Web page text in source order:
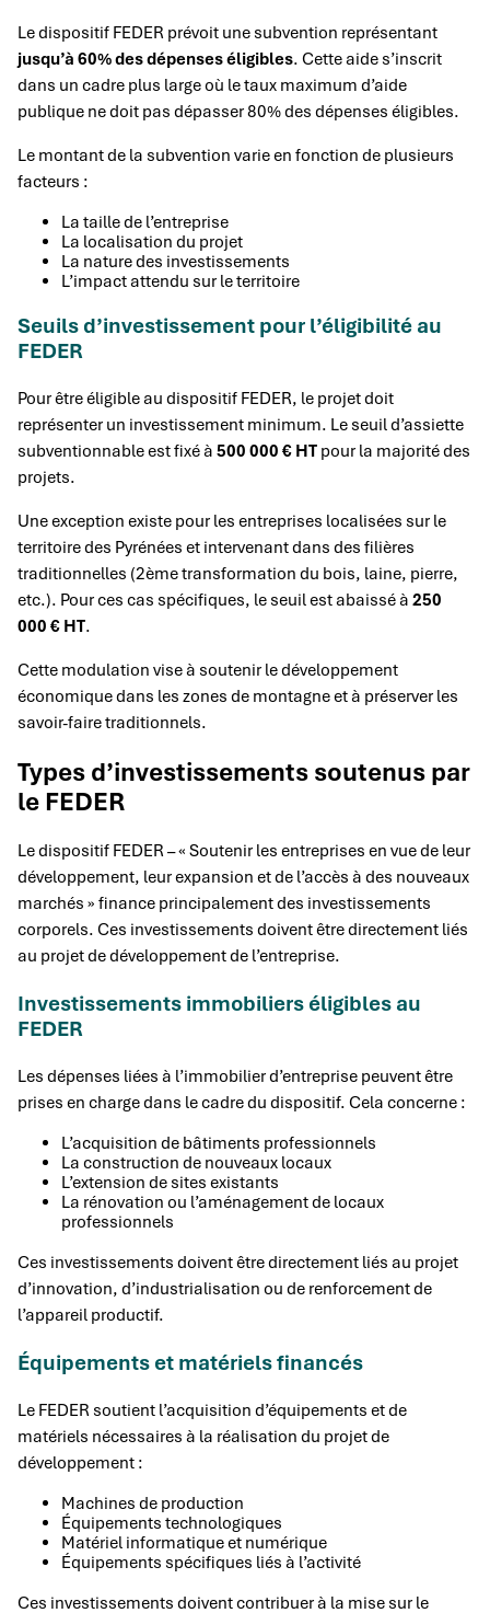
Le dispositif FEDER prévoit une subvention représentant
jusqu’à 60% des dépenses éligibles. Cette aide s’inscrit
dans un cadre plus large où le taux maximum d’aide
publique ne doit pas dépasser 80% des dépenses éligibles.
Le montant de la subvention varie en fonction de plusieurs
facteurs :
La taille de l’entreprise
La localisation du projet
La nature des investissements
L’impact attendu sur le territoire
Seuils d’investissement pour l’éligibilité au
FEDER
Pour être éligible au dispositif FEDER, le projet doit
représenter un investissement minimum. Le seuil d’assiette
subventionnable est fixé à 500 000 € HT pour la majorité des
projets.
Une exception existe pour les entreprises localisées sur le
territoire des Pyrénées et intervenant dans des filières
traditionnelles (2ème transformation du bois, laine, pierre,
etc.). Pour ces cas spécifiques, le seuil est abaissé à 250
000 € HT.
Cette modulation vise à soutenir le développement
économique dans les zones de montagne et à préserver les
savoir-faire traditionnels.
Types d’investissements soutenus par
le FEDER
Le dispositif FEDER – « Soutenir les entreprises en vue de leur
développement, leur expansion et de l’accès à des nouveaux
marchés » finance principalement des investissements
corporels. Ces investissements doivent être directement liés
au projet de développement de l’entreprise.
Investissements immobiliers éligibles au
FEDER
Les dépenses liées à l’immobilier d’entreprise peuvent être
prises en charge dans le cadre du dispositif. Cela concerne :
L’acquisition de bâtiments professionnels
La construction de nouveaux locaux
L’extension de sites existants
La rénovation ou l’aménagement de locaux
professionnels
Ces investissements doivent être directement liés au projet
d’innovation, d’industrialisation ou de renforcement de
l’appareil productif.
Équipements et matériels financés
Le FEDER soutient l’acquisition d’équipements et de
matériels nécessaires à la réalisation du projet de
développement :
Machines de production
Équipements technologiques
Matériel informatique et numérique
Équipements spécifiques liés à l’activité
Ces investissements doivent contribuer à la mise sur le